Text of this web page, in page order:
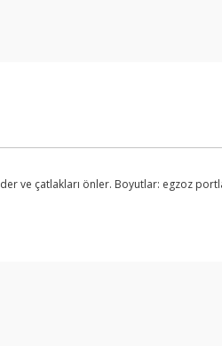
ve çatlakları önler. Boyutlar: egzoz